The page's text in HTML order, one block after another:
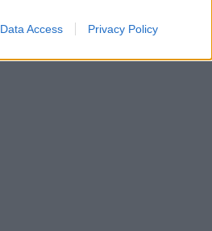
Data Access Privacy Policy